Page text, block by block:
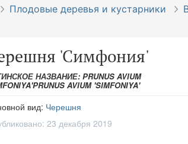
Плодовые деревья и кустарники
'Симфония'
НАЗВАНИЕ: PRUNUS AVIUM
AVIUM 'SIMFONIYA'
вид: Черешня
23 декабря 2019